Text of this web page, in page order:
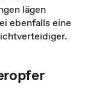
lägen
ebenfalls eine